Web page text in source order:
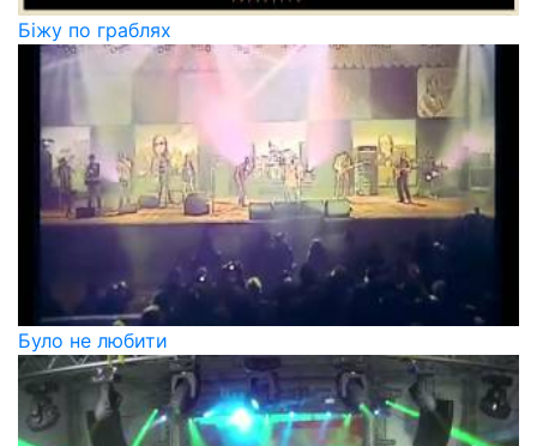
Біжу по граблях
Було не любити